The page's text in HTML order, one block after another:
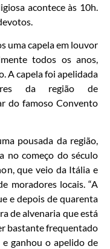
acontece às 10h.
uma capela em louvor
todos os anos,
A capela foi apelidada
da região de
do famoso Convento
pousada da região,
no começo do século
que veio da Itália e
moradores locais. “A
e depois de quarenta
de alvenaria que está
bastante frequentado
ganhou o apelido de